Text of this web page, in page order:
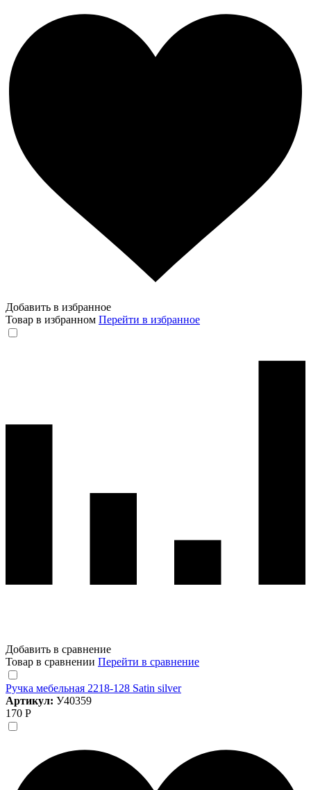
Добавить в избранное
Товар в избранном Перейти в избранное
Добавить в сравнение
Товар в сравнении Перейти в сравнение
Ручка мебельная 2218-128 Satin silver
Артикул: У40359
170 Р